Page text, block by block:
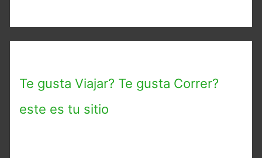
Te gusta Viajar? Te gusta Correr?
este es tu sitio